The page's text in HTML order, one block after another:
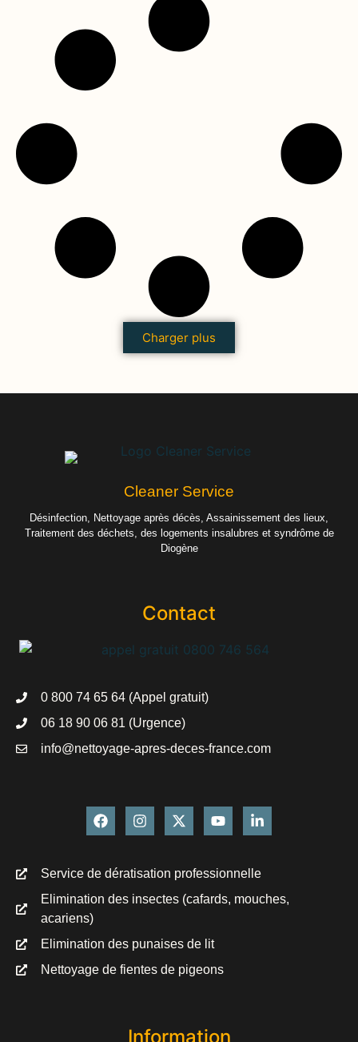
Charger plus
Cleaner Service
Désinfection, Nettoyage après décès, Assainissement des lieux,
Traitement des déchets, des logements insalubres et syndrôme de
Diogène
Contact
0 800 74 65 64 (Appel gratuit)
06 18 90 06 81 (Urgence)
info@nettoyage-apres-deces-france.com
Service de dératisation professionnelle
Elimination des insectes (cafards, mouches,
acariens)
Elimination des punaises de lit
Nettoyage de fientes de pigeons
Information